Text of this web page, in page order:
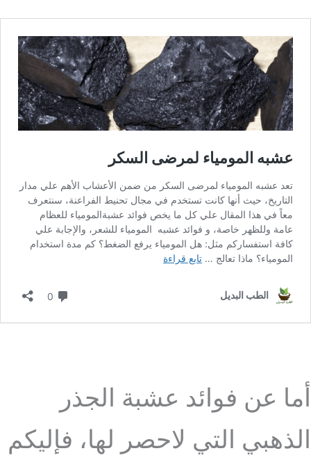
أما عن فوائد عشبة الجذر
الذهبي التي لاحصر لها، فإليكم